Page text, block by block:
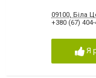
09100, Біла
+380 (67) 404-
Я